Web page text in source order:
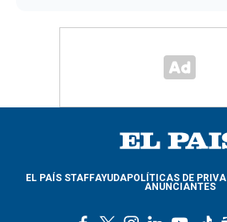
EL PAÍS STAFFAYUDAPOLÍTICAS DE
ANUNCIANTES